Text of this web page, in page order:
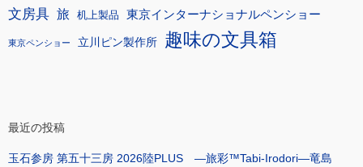
文房具 旅 机上製品 東京インターナショナルペンショー
東京ペンショー 立川ピン製作所 趣味の文具箱
最近の投稿
玉石参房 第五十三房 2026陸PLUS ―旅彩™Tabi-Irodori―竜島